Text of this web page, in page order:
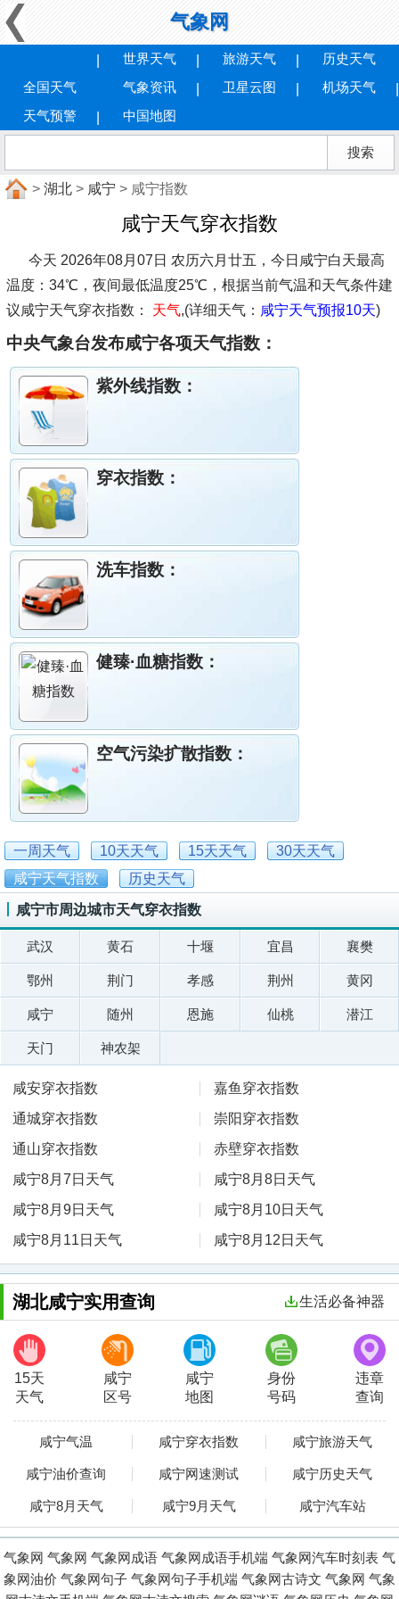
气象网
全国天气
世界天气 旅游天气
历史天气
气象资讯
卫星云图
机场天气
天气预警
中国地图
> 湖北 > 咸宁 > 咸宁指数
咸宁天气穿衣指数
今天 2026年08月07日 农历六月廿五，今日咸宁白天最高
温度：34℃，夜间最低温度25℃，根据当前气温和天气条件建
议咸宁天气穿衣指数： 天气,(详细天气： 咸宁天气预报10天)
中央气象台发布咸宁各项天气指数：
紫外线指数：
穿衣指数：
洗车指数：
健臻·血糖指数：
空气污染扩散指数：
一周天气 10天天气 15天天气
30天天气
咸宁天气指数
历史天气
咸宁市周边城市天气穿衣指数
武汉 黄石 十堰 宜昌 襄樊
鄂州 荆门 孝感 荆州 黄冈
咸宁 随州 恩施 仙桃 潜江
天门 神农架
咸安穿衣指数
嘉鱼穿衣指数
通城穿衣指数
崇阳穿衣指数
通山穿衣指数
赤壁穿衣指数
咸宁8月7日天气
咸宁8月8日天气
咸宁8月9日天气
咸宁8月10日天气
咸宁8月11日天气
咸宁8月12日天气
湖北咸宁实用查询 生活必备神器
15天
天气
咸宁
区号
咸宁
地图
身份
号码
违章
查询
咸宁气温 咸宁穿衣指数 咸宁旅游天气
咸宁油价查询 咸宁网速测试 咸宁历史天气
咸宁8月天气 咸宁9月天气 咸宁汽车站
气象网 气象网 气象网成语 气象网成语手机端 气象网汽车时刻表 气
象网油价 气象网句子 气象网句子手机端 气象网古诗文 气象网 气象